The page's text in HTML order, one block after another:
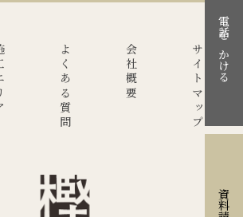
ア よくある質問 会社概要 サイトマップ 電話をかける